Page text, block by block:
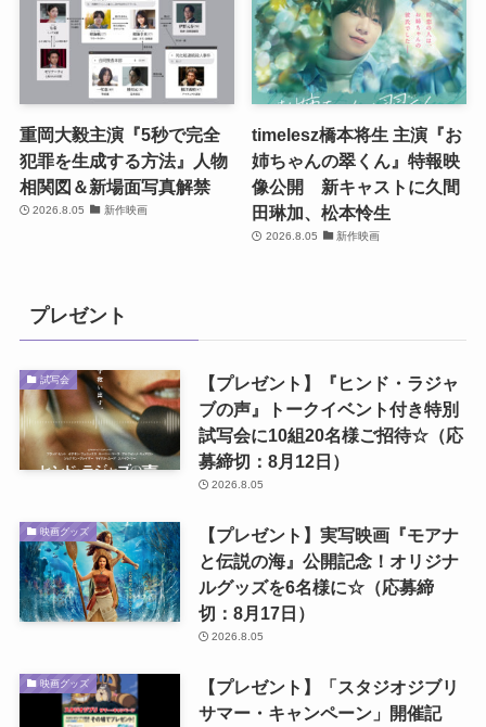
重岡大毅主演『5秒で完全
犯罪を生成する方法』人物
相関図＆新場面写真解禁
2026.8.05 新作映画
timelesz橋本将生 主演『お
姉ちゃんの翠くん』特報映
像公開 新キャストに久間
田琳加、松本怜生
2026.8.05 新作映画
プレゼント
試写会
【プレゼント】『ヒンド・ラジャ
ブの声』トークイベント付き特別
試写会に10組20名様ご招待☆（応
募締切：8月12日）
2026.8.05
映画グッズ
【プレゼント】実写映画『モアナ
と伝説の海』公開記念！オリジナ
ルグッズを6名様に☆（応募締
切：8月17日）
2026.8.05
映画グッズ
【プレゼント】「スタジオジブリ
サマー・キャンペーン」開催記